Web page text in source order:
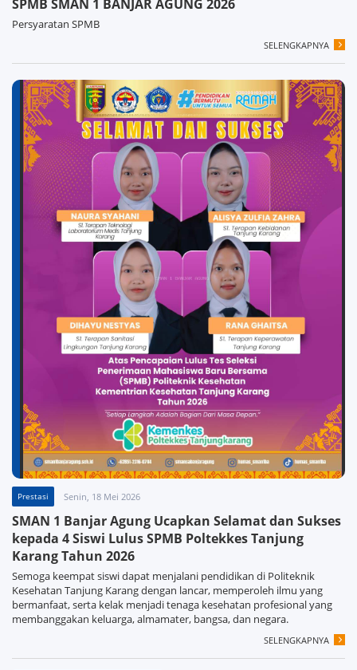
SPMB SMAN 1 BANJAR AGUNG 2026
Persyaratan SPMB
SELENGKAPNYA
Prestasi Senin, 18 Mei 2026
SMAN 1 Banjar Agung Ucapkan Selamat dan Sukses
kepada 4 Siswi Lulus SPMB Poltekkes Tanjung
Karang Tahun 2026
Semoga keempat siswi dapat menjalani pendidikan di Politeknik
Kesehatan Tanjung Karang dengan lancar, memperoleh ilmu yang
bermanfaat, serta kelak menjadi tenaga kesehatan profesional yang
membanggakan keluarga, almamater, bangsa, dan negara.
SELENGKAPNYA